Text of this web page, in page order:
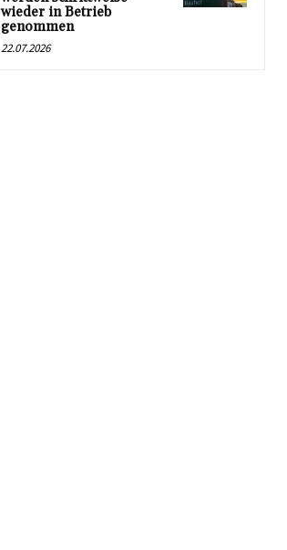
wieder in Betrieb
genommen
22.07.2026